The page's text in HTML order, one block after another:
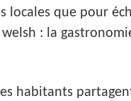
locales que pour
: la
habitants